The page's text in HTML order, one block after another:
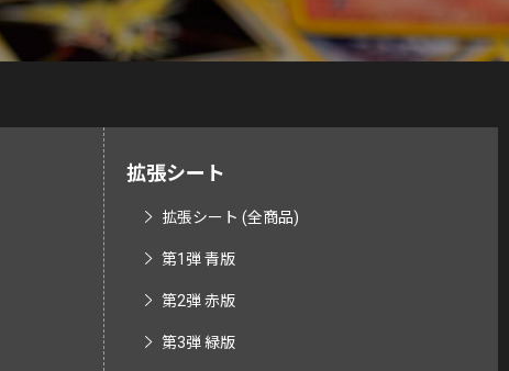
拡張シート
拡張シート (全商品)
第1弾 青版
第2弾 赤版
第3弾 緑版